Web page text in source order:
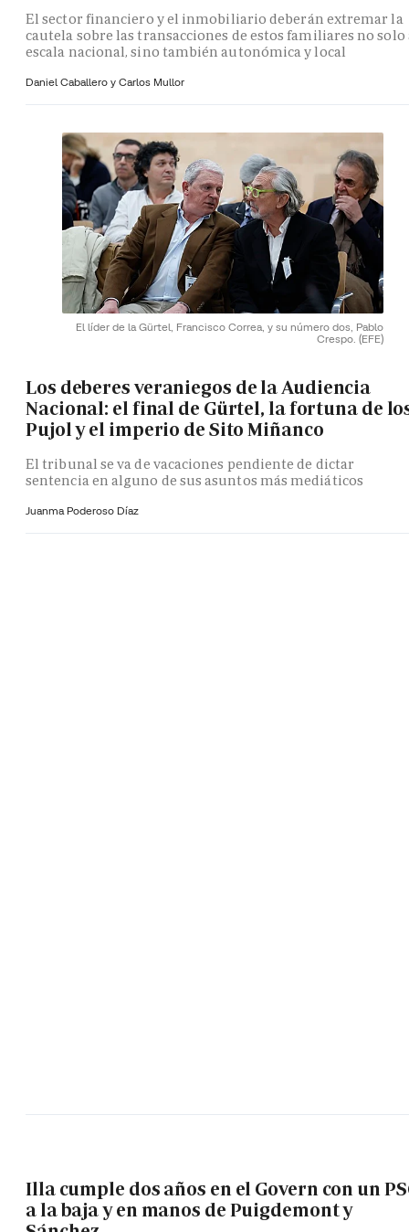
El sector financiero y el inmobiliario deberán extremar la
cautela sobre las transacciones de estos familiares no solo
escala nacional, sino también autonómica y local
Daniel Caballero y Carlos Mullor
El líder de la Gürtel, Francisco Correa, y su número dos, Pablo
Crespo. (EFE)
Los deberes veraniegos de la Audiencia
Nacional: el final de Gürtel, la fortuna de
Pujol y el imperio de Sito Miñanco
El tribunal se va de vacaciones pendiente de dictar
sentencia en alguno de sus asuntos más mediáticos
Juanma Poderoso Díaz
Illa cumple dos años en el Govern con un
a la baja y en manos de Puigdemont y